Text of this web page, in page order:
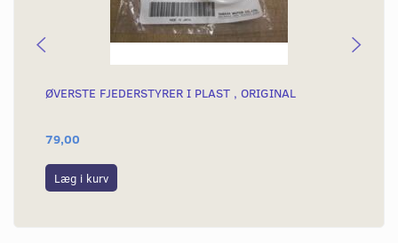
ØVERSTE FJEDERSTYRER I PLAST , ORIGINAL
79,00
Læg i kurv